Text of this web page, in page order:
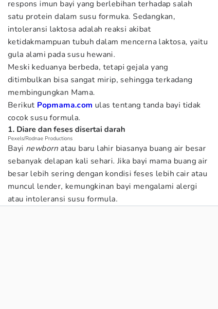
respons imun bayi yang berlebihan terhadap salah
satu protein dalam susu formuka. Sedangkan,
intoleransi laktosa adalah reaksi akibat
ketidakmampuan tubuh dalam mencerna laktosa, yaitu
gula alami pada susu hewani.
Meski keduanya berbeda, tetapi gejala yang
ditimbulkan bisa sangat mirip, sehingga terkadang
membingungkan Mama.
Berikut Popmama.com ulas tentang tanda bayi tidak
cocok susu formula.
1. Diare dan feses disertai darah
Pexels/Rodnae Productions
Bayi newbornatau baru lahir biasanya buang air besar
sebanyak delapan kali sehari. Jika bayi mama buang air
besar lebih sering dengan kondisi feses lebih cair atau
muncul lender, kemungkinan bayi mengalami alergi
atau intoleransi susu formula.